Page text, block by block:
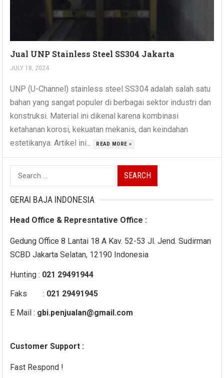
Jual UNP Stainless Steel SS304 Jakarta
JULY 18, 2024
UNP (U-Channel) stainless steel SS304 adalah salah satu
bahan yang sangat populer di berbagai sektor industri dan
konstruksi. Material ini dikenal karena kombinasi
ketahanan korosi, kekuatan mekanis, dan keindahan
estetikanya. Artikel ini...
READ MORE »
Search
for:
GERAI BAJA INDONESIA
Head Office & Represntative Office :
Gedung Office 8 Lantai 18 A Kav. 52-53 Jl. Jend. Sudirman
SCBD Jakarta Selatan, 12190 Indonesia
Hunting : 021 29491944
Faks : 021 29491945
E Mail : gbi.penjualan@gmail.com
Customer Support :
Fast Respond !